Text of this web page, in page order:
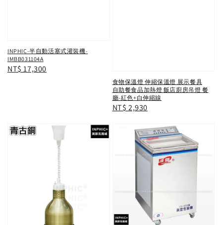
INPHIC-半自動活塞式灌裝機-
IMBB031104A
Regular
NT$ 17,300
食物保溫燈 伸縮保溫燈 展示餐具
自助餐食品加熱燈 飯店廚房吊燈 餐
廳-紅色+白伸縮線
Regular
NT$ 2,930